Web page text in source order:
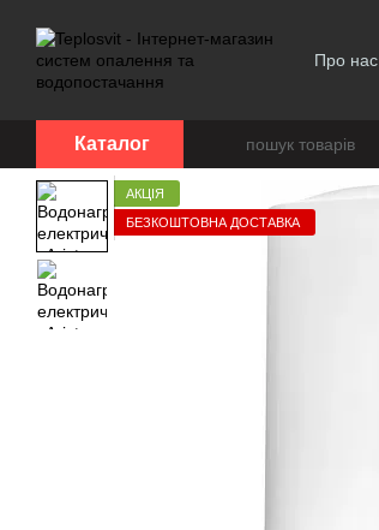
Про нас
Каталог
АКЦІЯ
БЕЗКОШТОВНА ДОСТАВКА